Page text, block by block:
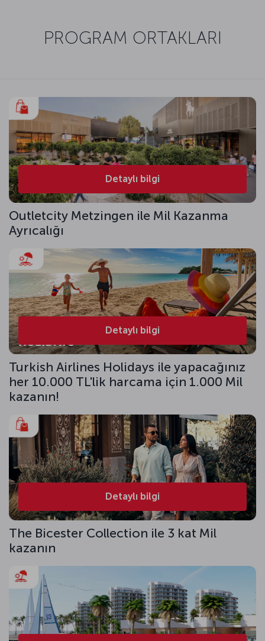
PROGRAM ORTAKLARI
Detaylı bilgi
Outletcity Metzingen ile Mil Kazanma
Ayrıcalığı
Detaylı bilgi
Turkish Airlines Holidays ile yapacağınız
her 10.000 TL'lik harcama için 1.000 Mil
kazanın!
Detaylı bilgi
The Bicester Collection ile 3 kat Mil
kazanın